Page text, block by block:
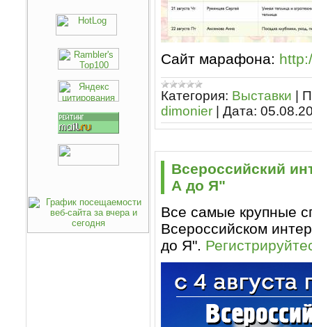
Сайт марафона:
Категория: Выставки
dimonier
Дата:
Всероссийский
А до Я"
Все самые крупные
Всероссийском
до Я".